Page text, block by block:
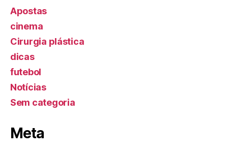
Apostas
cinema
Cirurgia plástica
dicas
futebol
Notícias
Sem categoria
Meta